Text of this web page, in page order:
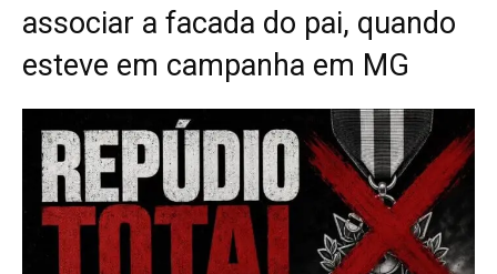
associar a facada do pai, quando
esteve em campanha em MG